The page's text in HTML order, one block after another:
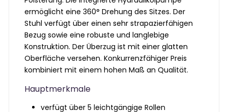
ermöglicht eine 360°Drehung des Sitzes. Der
Stuhl verfügt über einen sehr strapazierfähigen
Bezug sowie eine robuste und langlebige
Konstruktion. Der Überzug ist mit einer glatten
Oberfläche versehen. Konkurrenzfähiger Preis
kombiniert mit einem hohen Maß an Qualität.
Hauptmerkmale
verfügt über 5 leichtgängige Rollen